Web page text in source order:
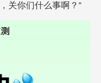
关你们什么事啊？”